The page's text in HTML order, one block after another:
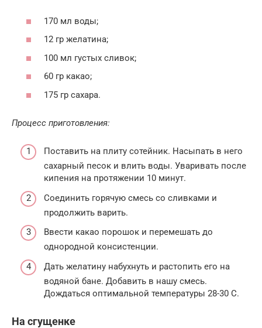
170 мл воды;
12 гр желатина;
100 мл густых сливок;
60 гр какао;
175 гр сахара.
Процесс приготовления:
Поставить на плиту сотейник. Насыпать в него
сахарный песок и влить воды. Уваривать после
кипения на протяжении 10 минут.
Соединить горячую смесь со сливками и
продолжить варить.
Ввести какао порошок и перемешать до
однородной консистенции.
Дать желатину набухнуть и растопить его на
водяной бане. Добавить в нашу смесь.
Дождаться оптимальной температуры 28-30 С.
На сгущенке